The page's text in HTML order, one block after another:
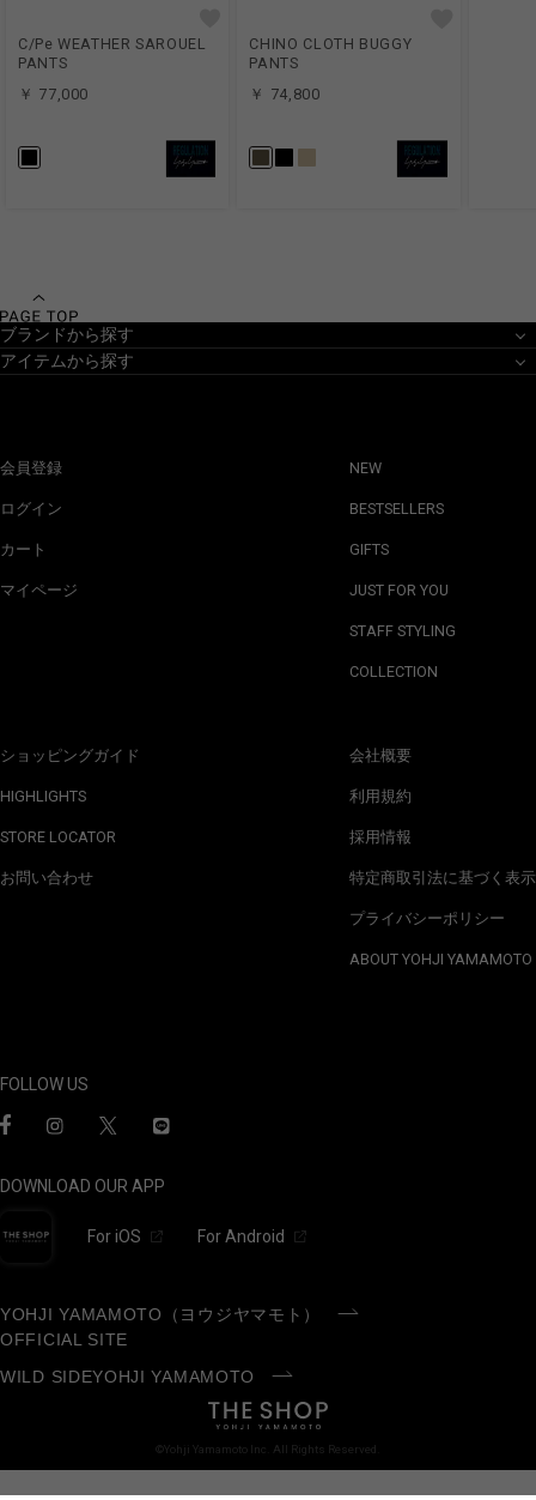
C/Pe WEATHER SAROUEL
PANTS
￥ 77,000
CHINO CLOTH BUGGY
PANTS
￥ 74,800
ブランドから探す
アイテムから探す
会員登録
ログイン
カート
マイページ
ショッピングガイド
HIGHLIGHTS
STORE LOCATOR
お問い合わせ
NEW
BESTSELLERS
GIFTS
JUST FOR YOU
STAFF STYLING
COLLECTION
会社概要
利用規約
採用情報
特定商取引法に基づく表示
プライバシーポリシー
ABOUT YOHJI YAMAMOTO
FOLLOW US
DOWNLOAD OUR APP
For iOS For Android
YOHJI YAMAMOTO（ヨウジヤマモト）
OFFICIAL SITE
WILD SIDEYOHJI YAMAMOTO
©Yohji Yamamoto Inc. All Rights Reserved.